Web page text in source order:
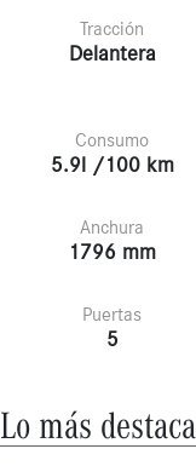
Tracción
Delantera
Consumo
5.9l /100 km
Anchura
1796 mm
Puertas
5
Lo más